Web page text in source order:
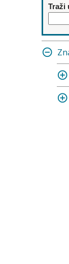
Traži